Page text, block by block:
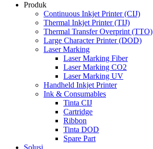
Produk
Continuous Inkjet Printer (CIJ)
Thermal Inkjet Printer (TIJ)
Thermal Transfer Overprint (TTO)
Large Character Printer (DOD)
Laser Marking
Laser Marking Fiber
Laser Marking CO2
Laser Marking UV
Handheld Inkjet Printer
Ink & Consumables
Tinta CIJ
Cartridge
Ribbon
Tinta DOD
Spare Part
Solusi